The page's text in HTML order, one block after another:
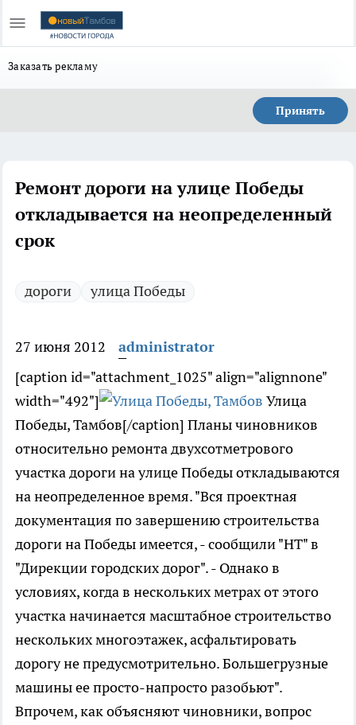
Заказать рекламу
Принять
Ремонт дороги на улице Победы
откладывается на неопределенный
срок
дороги улица Победы
27 июня 2012
administrator
[caption id="attachment_1025" align="alignnone"
width="492"]
Улица
Победы, Тамбов[/caption] Планы чиновников
относительно ремонта двухсотметрового
участка дороги на улице Победы откладываются
на неопределенное время. "Вся проектная
документация по завершению строительства
дороги на Победы имеется, - сообщили "НТ" в
"Дирекции городских дорог". - Однако в
условиях, когда в нескольких метрах от этого
участка начинается масштабное строительство
нескольких многоэтажек, асфальтировать
дорогу не предусмотрительно. Большегрузные
машины ее просто-напросто разобьют".
Впрочем, как объясняют чиновники, вопрос